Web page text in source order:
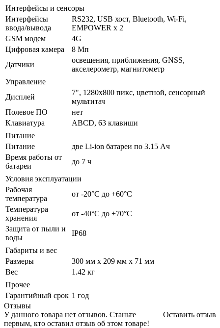
Интерфейсы и сенсоры
Интерфейсы
ввода/вывода
RS232, USB хост, Bluetooth, Wi-Fi,
EMPOWER x 2
GSM модем
4G
Цифровая камера
8 Мп
Датчики
освещения, приближения, GNSS,
акселерометр, магнитометр
Управление
Дисплей
7", 1280x800 пикс, цветной, сенсорный
мультитач
Полевое ПО
нет
Клавиатура
ABCD, 63 клавиши
Питание
Питание
две Li-ion батареи по 3.15 Ач
Время работы от
батареи
до 7 ч
Условия эксплуатации
Рабочая
температура
от -20°С до +60°С
Температура
хранения
от -40°С до +70°С
Защита от пыли и
воды
IP68
Габариты и вес
Размеры
300 мм x 209 мм x 71 мм
Вес
1.42 кг
Прочее
Гарантийный срок 1 год
Отзывы
Оставить отзыв
У данного товара нет отзывов. Станьте
первым, кто оставил отзыв об этом товаре!